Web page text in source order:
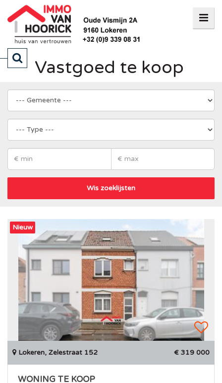
Vastgoed te koop
Wis zoeklijsten
Nieuw
Lokeren, Zelestraat 152 € 319 000
WONING TE KOOP